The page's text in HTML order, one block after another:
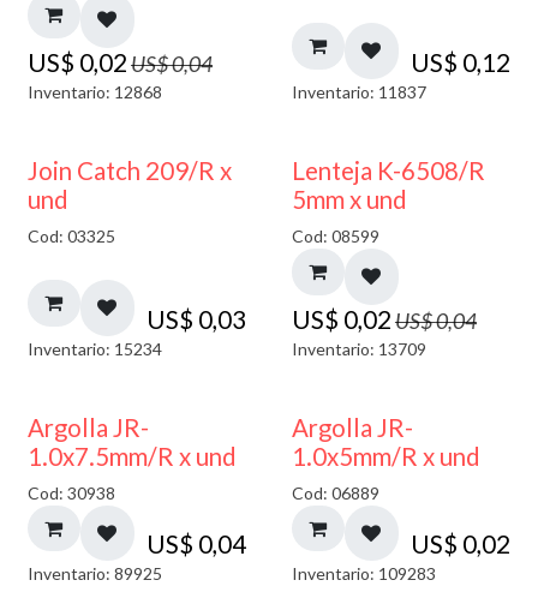
US$ 0,02US$0,04
Inventario: 12868
US$ 0,12
Inventario: 11837
Join Catch 209/R x
und
Cod: 03325
US$ 0,03
Inventario: 15234
50% DESCUENTO
Lenteja K-6508/R
5mm x und
Cod: 08599
US$ 0,02US$0,04
Inventario: 13709
Argolla JR-
1.0x7.5mm/R x und
Cod: 30938
US$ 0,04
Inventario: 89925
Argolla JR-
1.0x5mm/R x und
Cod: 06889
US$ 0,02
Inventario: 109283